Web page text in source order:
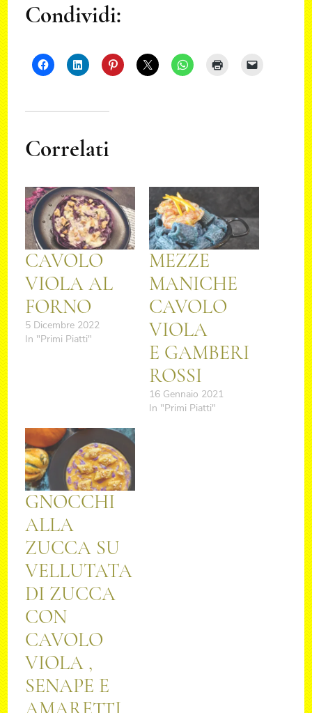
Condividi:
Correlati
CAVOLO
VIOLA AL
FORNO
5 Dicembre 2022
In "Primi Piatti"
MEZZE
MANICHE
CAVOLO
VIOLA
E GAMBERI
ROSSI
16 Gennaio 2021
In "Primi Piatti"
GNOCCHI
ALLA
ZUCCA SU
VELLUTATA
DI ZUCCA
CON
CAVOLO
VIOLA ,
SENAPE E